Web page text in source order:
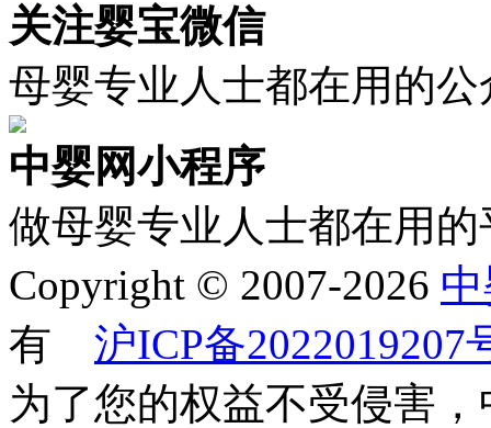
关注婴宝微信
母婴专业人士都在用的公
中婴网小程序
做母婴专业人士都在用的
Copyright © 2007-2026
有 沪ICP备2022019207
为了您的权益不受侵害